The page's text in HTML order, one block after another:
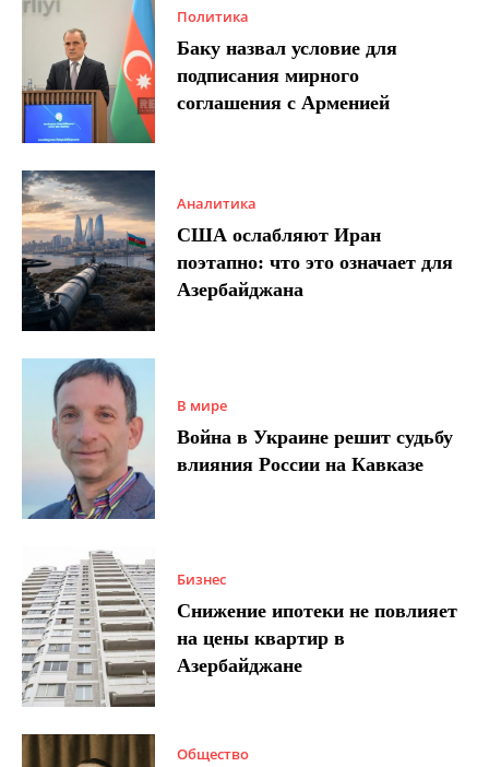
Политика
Баку назвал условие для
подписания мирного
соглашения с Арменией
Аналитика
США ослабляют Иран
поэтапно: что это означает для
Азербайджана
В мире
Война в Украине решит судьбу
влияния России на Кавказе
Бизнес
Снижение ипотеки не повлияет
на цены квартир в
Азербайджане
Общество